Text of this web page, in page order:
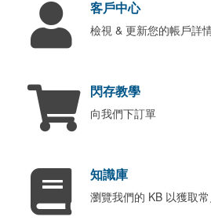
客戶中心
檢視 & 更新您的帳戶詳
閃存教學
向我們下訂單
知識庫
瀏覽我們的 KB 以獲取